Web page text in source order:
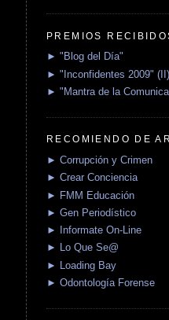
PREMIOS
► "Blog del Día"
► "Inconfidentes 2009" (II)
► "Mantra de la
RECOMIENDO DE
► Corrupción y Crimen
► Crear Conciencia
► FMM Educación
► Gen Periodístico
► Informate On-Line
► Lo Que Se@
► Loading Bay
► Odontología Forense